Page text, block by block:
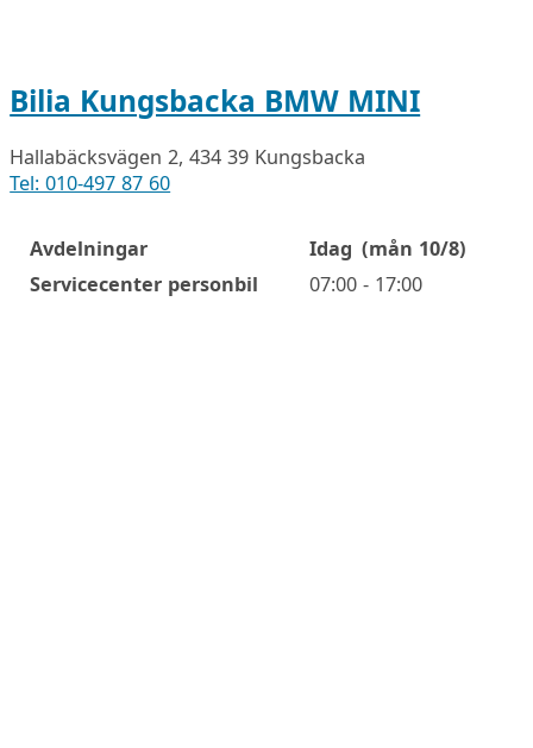
Bilia Kungsbacka BMW MINI
Hallabäcksvägen 2, 434 39 Kungsbacka
Tel: 010-497 87 60
Öppettider
Avdelningar Idag (mån 10/8)
Servicecenter personbil
07:00 - 17:00